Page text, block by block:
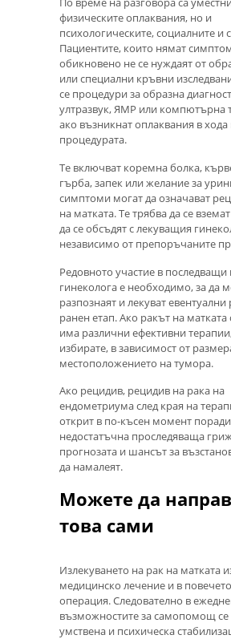
физическите оплаквания, но и
психологическите, социалните и
Пациентите, които нямат
обикновено не се нуждаят от
или специални кръвни
се процедури за образна
ултразвук, ЯМР или компютърна
ако възникнат оплаквания в хода
процедурата.
Те включват коремна болка,
гърба, запек или желание за
симптоми могат да означават
на матката. Те трябва да се
да се обсъдят с лекуващия
независимо от препоръчаните
Редовното участие в последващи
гинеколога е необходимо, за да
разпознаят и лекуват
ранен етап. Ако ракът на матката
има различни ефективни
избирате, в зависимост от
местоположението на тумора.
Ако рецидив, рецидив на рака на
ендометриума след края на
открит в по-късен момент поради
недостатъчна проследяваща
прогнозата и шансът за
да намалеят.
Можете да
това сами
Излекуването на рак на матката
медицинско лечение и в
операция. Следователно в
възможностите за самопомощ се
умствена и психическа